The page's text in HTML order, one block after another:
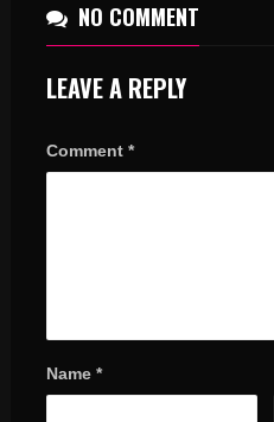
NO COMMENT
LEAVE A REPLY
Comment *
Name *